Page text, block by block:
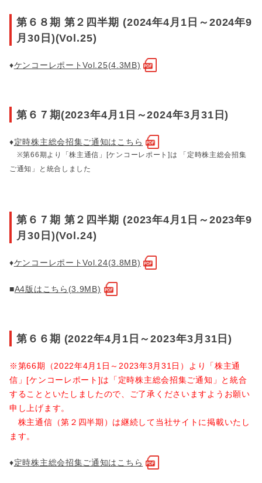
第６８期 第２四半期 (2024年4月1日～2024年9
月30日)(Vol.25)
♦ケンコーレポートVol.25(4.3MB)
第６７期(2023年4月1日～2024年3月31日)
♦定時株主総会招集ご通知はこちら
※第66期より「株主通信」[ケンコーレポート]は 「定時株主総会招集
ご通知」と統合しました
第６７期 第２四半期 (2023年4月1日～2023年9
月30日)(Vol.24)
♦ケンコーレポートVol.24(3.8MB)
■A4版はこちら(3.9MB)
第６６期 (2022年4月1日～2023年3月31日)
※第66期（2022年4月1日～2023年3月31日）より「株主通
信」[ケンコーレポート]は「定時株主総会招集ご通知」と統合
することといたしましたので、ご了承くださいますようお願い
申し上げます。
株主通信（第２四半期）は継続して当社サイトに掲載いたし
ます。
♦定時株主総会招集ご通知はこちら